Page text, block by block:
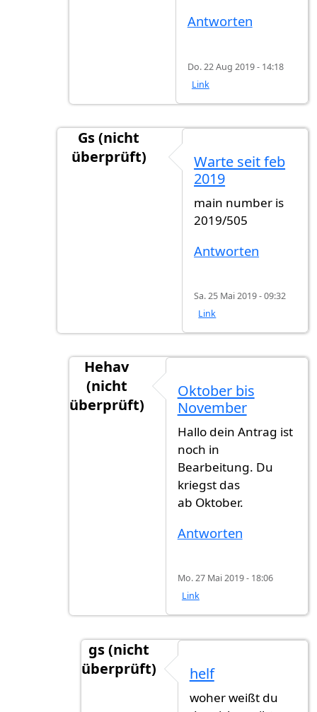
Antworten
Do. 22 Aug 2019 - 14:18
Link
Gs (nicht
überprüft)
ich warte auch noch seit 5
Warte seit feb
2019
main number is
2019/505
Antworten
Sa. 25 Mai 2019 - 09:32
Link
Hehav
(nicht
überprüft)
Warte seit feb 2019 von
Oktober bis
November
Hallo dein Antrag ist
noch in
Bearbeitung. Du
kriegst das
ab Oktober.
Antworten
Mo. 27 Mai 2019 - 18:06
Link
gs (nicht
überprüft)
Oktober bis November
helf
woher weißt du